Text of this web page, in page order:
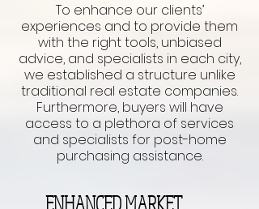
To enhance our clients’
experiences and to provide them
with the right tools, unbiased
advice, and specialists in each city,
we established a structure unlike
traditional real estate companies.
Furthermore, buyers will have
access to a plethora of services
and specialists for post-home
purchasing assistance.
ENHANCED MARKET